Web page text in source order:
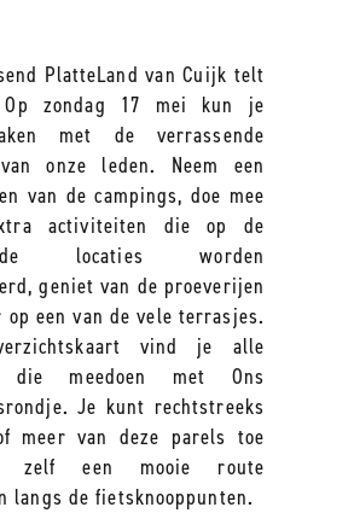
PlatteLand van Cuijk telt
zondag 17 mei kun je
met de verrassende
onze leden. Neem een
van de campings, doe mee
activiteiten die op de
locaties worden
geniet van de proeverijen
een van de vele terrasjes.
vind je alle
die meedoen met Ons
Je kunt rechtstreeks
meer van deze parels toe
zelf een mooie route
langs de fietsknooppunten.